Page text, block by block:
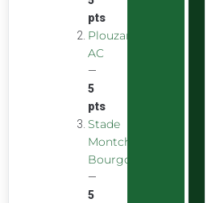
pts
Plouzane
AC
—
5
pts
Stade
Montchaninois
Bourgogne
—
5